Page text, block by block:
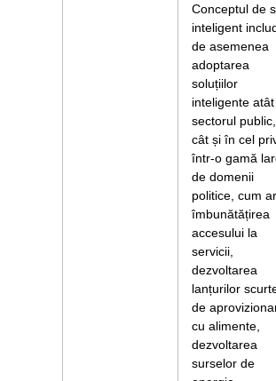
Conceptul de
inteligent
de asemenea
adoptarea
soluțiilor
inteligente
sectorul public,
cât și în cel
într-o gamă
de domenii
politice, cum
îmbunătățirea
accesului la
servicii,
dezvoltarea
lanțurilor
de
cu alimente,
dezvoltarea
surselor de